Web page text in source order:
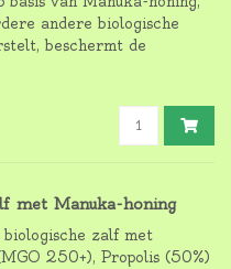
andere biologische
beschermt de
en uitgedroogde
van buitenaf en
genezings- en
met Manuka-honing
biologische zalf met
250+), Propolis (50%)